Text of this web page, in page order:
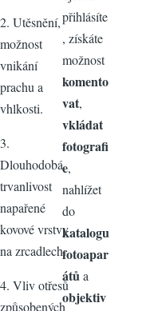
2. Utěsnění,
možnost
vnikání
prachu a
vhlkosti.
3.
Dlouhodobá
trvanlivost
napařené
kovové vrstvy
na zrcadlech.
4. Vliv otřesů
způsobených
přihlásíte
, získáte
možnost
komento
vat,
vkládat
fotografi
e,
nahlížet
do
katalogu
fotoapar
átů a
objektiv